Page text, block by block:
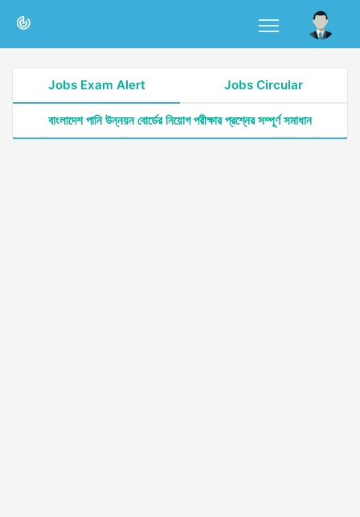
Jobs Exam Alert Jobs Circular
বাংলাদেশ পানি উন্নয়ন বোর্ডের নিয়োগ পরীক্ষার প্রশ্নের সম্পূর্ণ সমাধান